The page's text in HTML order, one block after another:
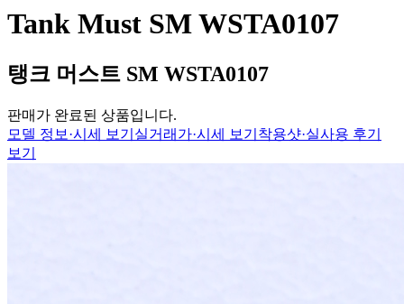
Tank Must SM WSTA0107
탱크 머스트 SM WSTA0107
판매가 완료된 상품입니다.
모델 정보·시세 보기 실거래가·시세 보기 착용샷·실사용 후기
보기